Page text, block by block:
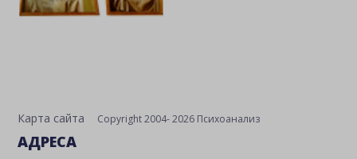
Карта сайта Copyright 2004- 2026 Психоанализ
АДРЕСА